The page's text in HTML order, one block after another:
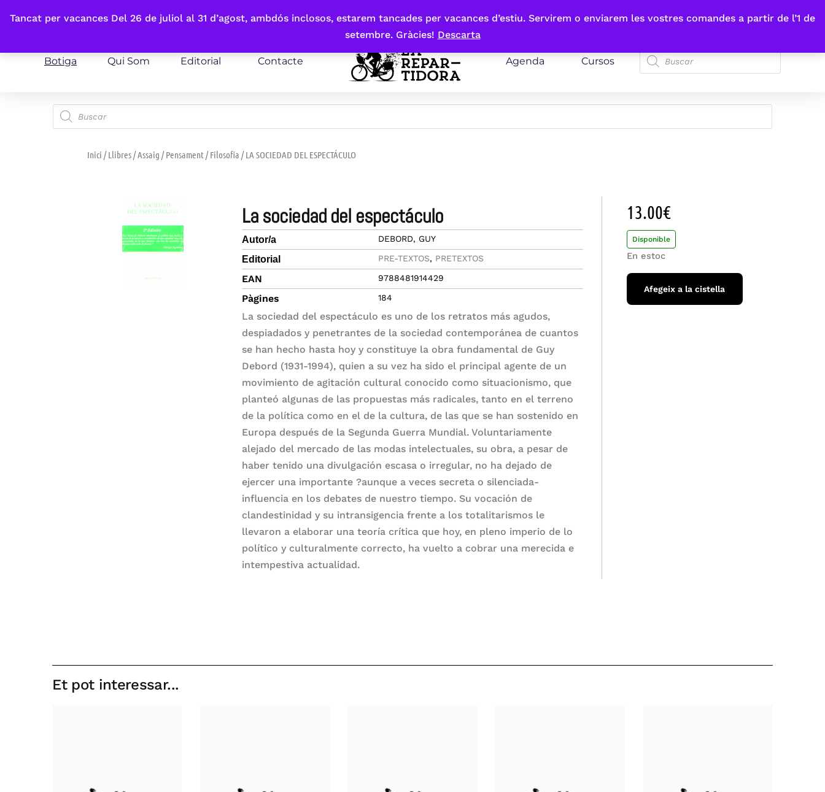
Tancat per vacances Del 26 de juliol al 31 d’agost, ambdós inclosos, estarem tancades per vacances d’estiu. Servirem o enviarem les vostres comandes a partir de l’1 de
setembre. Gràcies! Descarta
Fes-te'n sòcia
Botiga Qui Som Editorial Contacte Agenda Cursos
Inici /Llibres/Assaig /Pensament/Filosofia / LA SOCIEDAD DEL ESPECTÁCULO
la sociedad del espectáculo
Autor/a DEBORD, GUY
Editorial PRE-TEXTOS, PRETEXTOS
EAN 9788481914429
Pàgines 184
La sociedad del espectáculo es uno de los retratos más agudos,
despiadados y penetrantes de la sociedad contemporánea de cuantos
se han hecho hasta hoy y constituye la obra fundamental de Guy
Debord (1931-1994), quien a su vez ha sido el principal agente de un
movimiento de agitación cultural conocido como situacionismo, que
planteó algunas de las propuestas más radicales, tanto en el terreno
de la política como en el de la cultura, de las que se han sostenido en
Europa después de la Segunda Guerra Mundial. Voluntariamente
alejado del mercado de las modas intelectuales, su obra, a pesar de
haber tenido una divulgación escasa o irregular, no ha dejado de
ejercer una importante ?aunque a veces secreta o silenciada-
influencia en los debates de nuestro tiempo. Su vocación de
clandestinidad y su intransigencia frente a los totalitarismos le
llevaron a elaborar una teoría crítica que hoy, en pleno imperio de lo
político y culturalmente correcto, ha vuelto a cobrar una merecida e
intempestiva actualidad.
13.00€
Disponible
En estoc
Afegeix a la cistella
Et pot interessar...